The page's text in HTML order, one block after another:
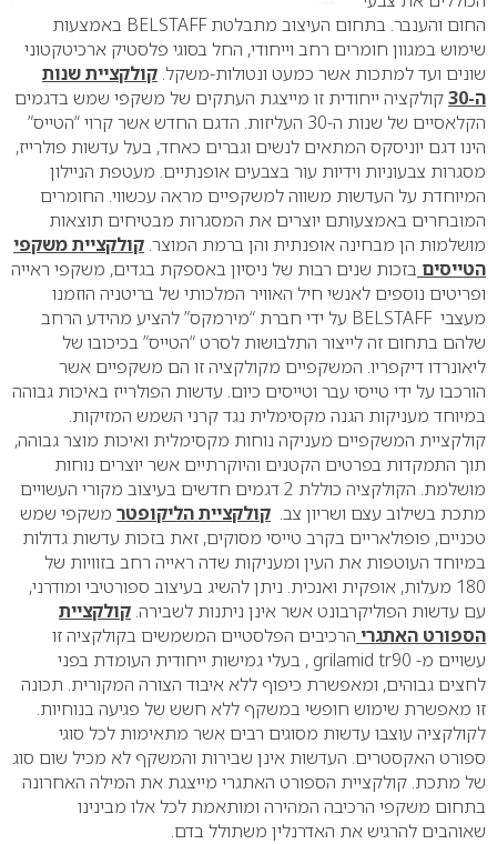
החום והענבר. בתחום העיצוב מתבלטתBELSTAFF באמצעות
שימוש במגוון חומרים רחב וייחודי, החל בסוגי פלסטיק ארכיטקטוני
שונים ועד למתכות אשר כמעט ונטולות-משקל. קולקציית שנות
ה-30
קולקציה ייחודית זו מייצגת העתקים של משקפי שמש בדגמים
הקלאסיים של שנות
ה-30 העליזות. הדגם החדש אשר קרוי “הטייס”
הינו דגם יוניסקס המתאים לנשים וגברים כאחד, בעל עדשות פולרייז,
מסגרות צבעוניות וידיות עור בצבעים אופנתיים. מעטפת הניילון
המיוחדת על העדשות משווה למשקפיים מראה עכשווי. החומרים
המובחרים באמצעותם יוצרים את המסגרות מבטיחים תוצאות
מושלמות הן מבחינה אופנתית והן ברמת המוצר. קולקציית משקפי
הטייסים בזכות שנים רבות של ניסיון באספקת בגדים, משקפי ראייה
ופריטים נוספים לאנשי חיל האוויר המלכותי של בריטניה הוזמנו
מעצבי BELSTAFF על ידי חברת “מירמקס” להציע מהידע הרחב
שלהם בתחום זה לייצור התלבושות לסרט “הטייס” בכיכובו של
ליאונרדו דיקפריו. המשקפיים מקולקציה זו הם משקפיים אשר
הורכבו על ידי טייסי עבר וטייסים כיום. עדשות הפולרייז באיכות גבוהה
במיוחד מעניקות הגנה מקסימלית נגד קרני השמש המזיקות.
קולקציית המשקפיים מעניקה נוחות מקסימלית ואיכות מוצר גבוהה,
תוך התמקדות בפרטים הקטנים והיוקרתיים אשר יוצרים נוחות
מושלמת. הקולקציה כוללת 2 דגמים חדשים בעיצוב מקורי העשויים
מתכת בשילוב עצם ושריון צב. קולקציית הליקופטר משקפי שמש
טכניים, פופולאריים בקרב טייסי מסוקים, זאת בזכות עדשות גדולות
במיוחד העוטפות את העין ומעניקות שדה ראייה רחב בזוויות של
180 מעלות, אופקית ואנכית. ניתן להשיג בעיצוב ספורטיבי ומודרני,
עם עדשות הפוליקרבונט אשר אינן ניתנות לשבירה. קולקציית
הספורט האתגרי הרכיבים הפלסטיים המשמשים בקולקציה זו
עשויים מ- grilamid tr90 , בעלי גמישות ייחודית העומדת בפני
לחצים גבוהים, ומאפשרת כיפוף ללא איבוד הצורה המקורית. תכונה
זו מאפשרת שימוש חופשי במשקף ללא חשש של פגיעה בנוחיות.
לקולקציה עוצבו עדשות מסוגים רבים אשר מתאימות לכל סוגי
ספורט האקסטרים. העדשות אינן שבירות והמשקף לא מכיל שום סוג
של מתכת. קולקציית הספורט האתגרי מייצגת את המילה האחרונה
בתחום משקפי הרכיבה המהירה ומותאמת לכל אלו מבינינו
שאוהבים להרגיש את האדרנלין משתולל בדם.